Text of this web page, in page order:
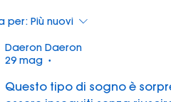
per: Più nuovi
Daeron Daeron
29 mag
•
Questo tipo di sogno è